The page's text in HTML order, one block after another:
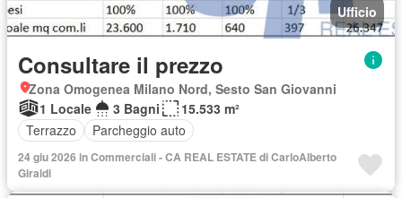
Ufficio
Consultare il prezzo
Zona Omogenea Milano Nord, Sesto San Giovanni
1 Locale
3 Bagni
15.533 m²
Terrazzo
Parcheggio auto
24 giu 2026 in Commerciali - CA REAL ESTATE di CarloAlberto
Giraldi